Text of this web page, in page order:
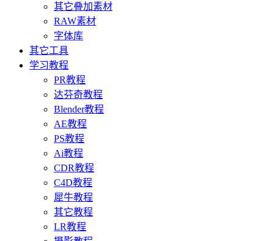
其它叠加素材
RAW素材
字体库
其它工具
学习教程
PR教程
达芬奇教程
Blender教程
AE教程
PS教程
Ai教程
CDR教程
C4D教程
犀牛教程
其它教程
LR教程